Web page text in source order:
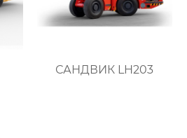
САНДВИК LH203